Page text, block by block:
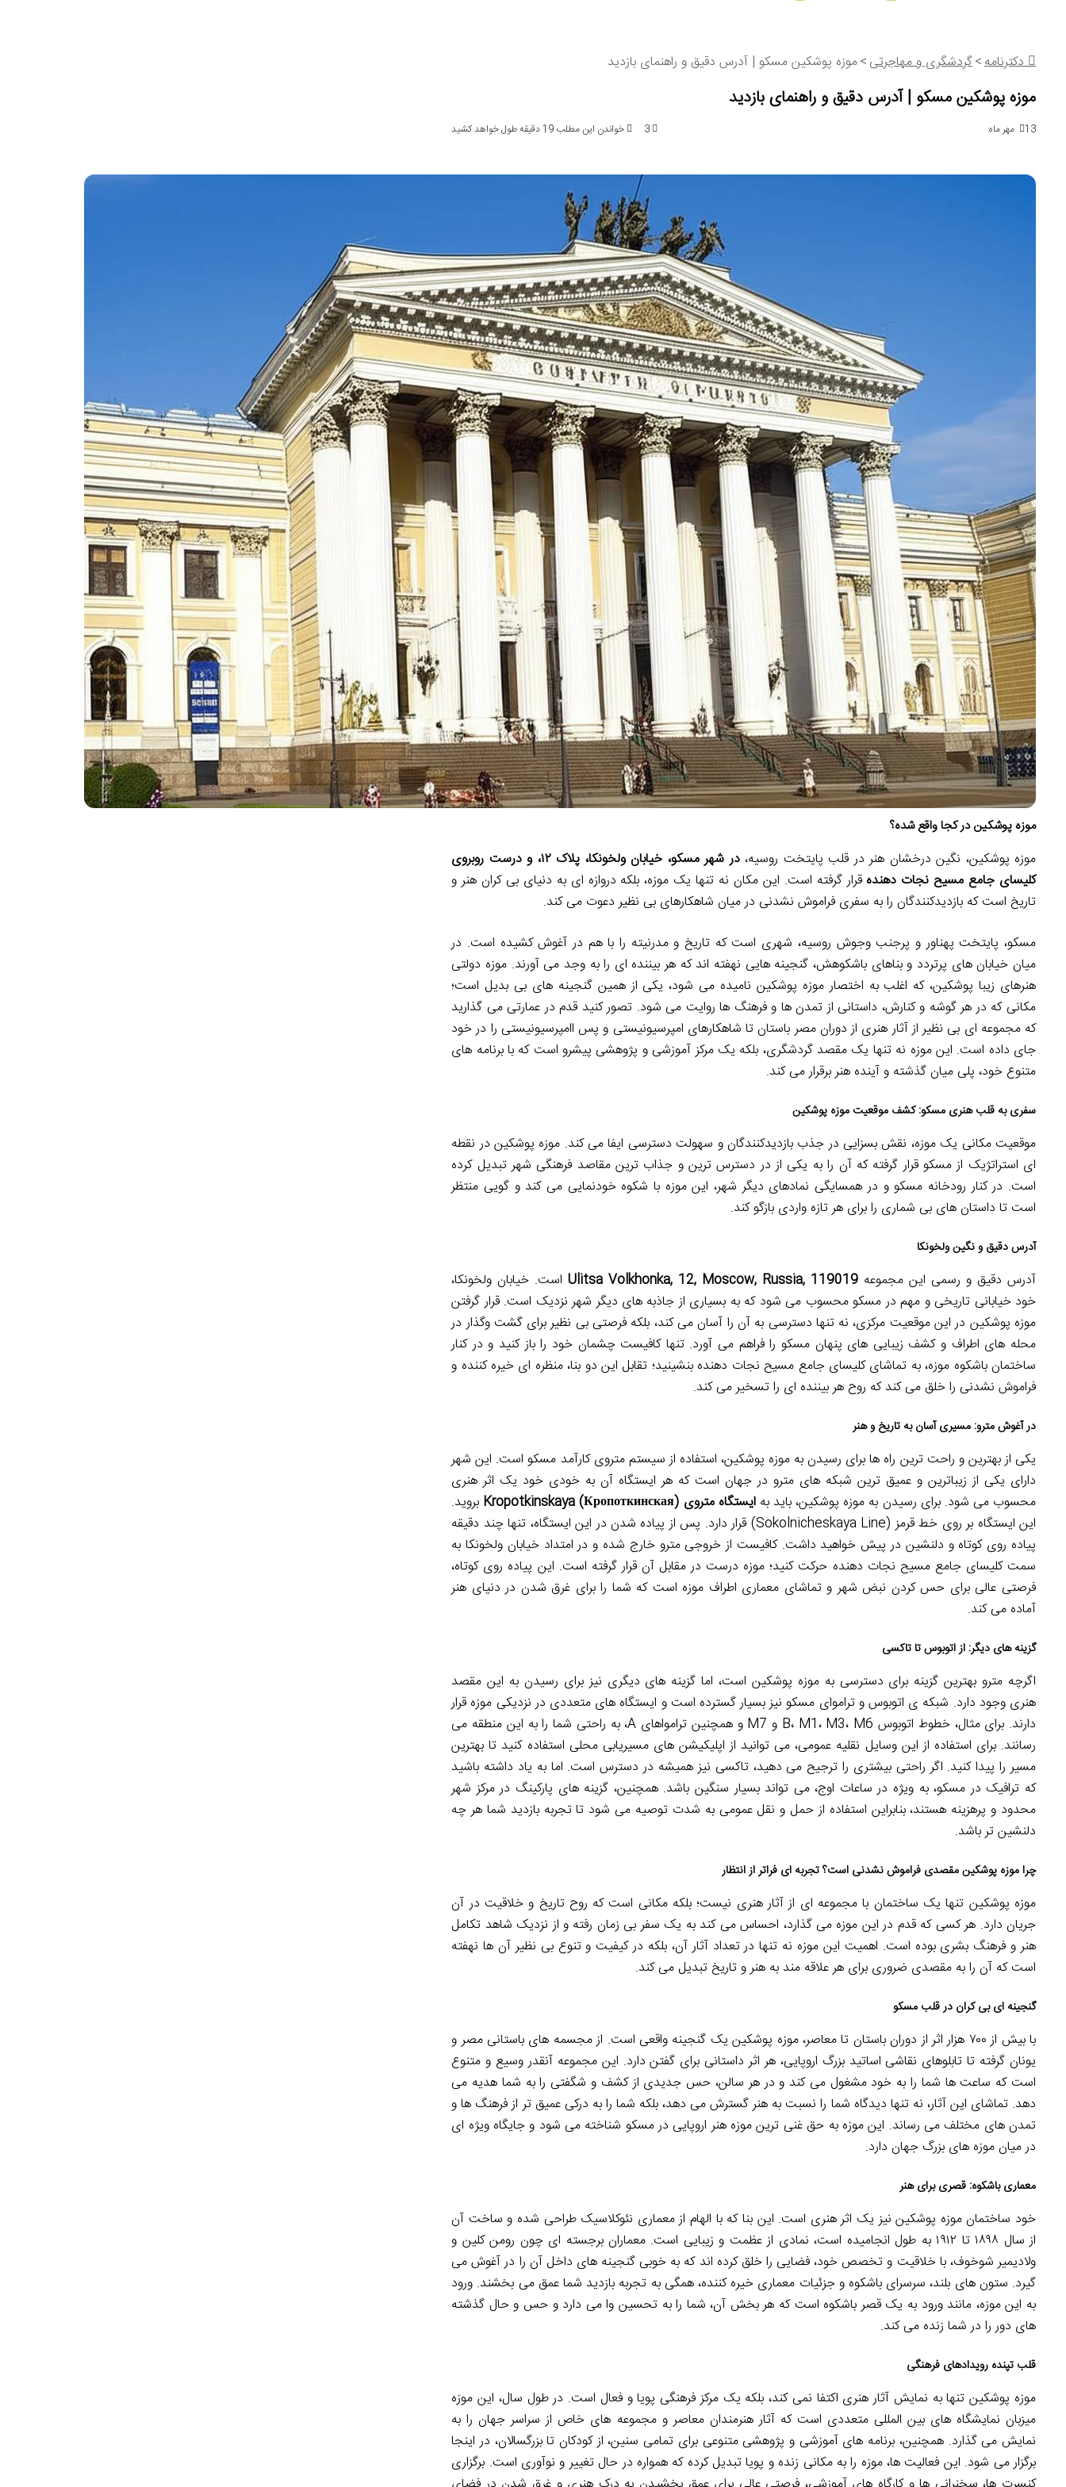
دکترنامه>گردشگری و مهاجرتی>موزه پوشکین مسکو | آدرس دقیق و راهنمای بازدید
موزه پوشکین مسکو | آدرس دقیق و راهنمای بازدید
13 مهر ماه 3 خواندن این مطلب 19 دقیقه طول خواهد کشید
موزه پوشکین در کجا واقع شده؟
موزه پوشکین، نگین درخشان هنر در قلب پایتخت روسیه،
در شهر مسکو، خیابان ولخونکا، پلاک ۱۲، و درست روبروی
کلیسای جامع مسیح نجات دهندهقرار گرفته است. این مکان نه تنها یک موزه، بلکه دروازه ای به دنیای بی کران هنر و
تاریخ است که بازدیدکنندگان را به سفری فراموش نشدنی در میان شاهکارهای بی نظیر دعوت می کند.
مسکو، پایتخت پهناور و پرجنب وجوش روسیه، شهری است که تاریخ و مدرنیته را با هم در آغوش کشیده است. در
میان خیابان های پرتردد و بناهای باشکوهش، گنجینه هایی نهفته اند که هر بیننده ای را به وجد می آورند. موزه دولتی
هنرهای زیبا پوشکین، که اغلب به اختصار موزه پوشکین نامیده می شود، یکی از همین گنجینه های بی بدیل است؛
مکانی که در هر گوشه و کنارش، داستانی از تمدن ها و فرهنگ ها روایت می شود. تصور کنید قدم در عمارتی می گذارید
که مجموعه ای بی نظیر از آثار هنری از دوران مصر باستان تا شاهکارهای امپرسیونیستی و پس اامپرسیونیستی را در خود
جای داده است. این موزه نه تنها یک مقصد گردشگری، بلکه یک مرکز آموزشی و پژوهشی پیشرو است که با برنامه های
متنوع خود، پلی میان گذشته و آینده هنر برقرار می کند.
سفری به قلب هنری مسکو: کشف موقعیت موزه پوشکین
موقعیت مکانی یک موزه، نقش بسزایی در جذب بازدیدکنندگان و سهولت دسترسی ایفا می کند. موزه پوشکین در نقطه
ای استراتژیک از مسکو قرار گرفته که آن را به یکی از در دسترس ترین و جذاب ترین مقاصد فرهنگی شهر تبدیل کرده
است. در کنار رودخانه مسکو و در همسایگی نمادهای دیگر شهر، این موزه با شکوه خودنمایی می کند و گویی منتظر
است تا داستان های بی شماری را برای هر تازه واردی بازگو کند.
آدرس دقیق و نگین ولخونکا
آدرس دقیق و رسمی این مجموعه Ulitsa Volkhonka, 12, Moscow, Russia, 119019است. خیابان ولخونکا،
خود خیابانی تاریخی و مهم در مسکو محسوب می شود که به بسیاری از جاذبه های دیگر شهر نزدیک است. قرار گرفتن
موزه پوشکین در این موقعیت مرکزی، نه تنها دسترسی به آن را آسان می کند، بلکه فرصتی بی نظیر برای گشت وگذار در
محله های اطراف و کشف زیبایی های پنهان مسکو را فراهم می آورد. تنها کافیست چشمان خود را باز کنید و در کنار
ساختمان باشکوه موزه، به تماشای کلیسای جامع مسیح نجات دهنده بنشینید؛ تقابل این دو بنا، منظره ای خیره کننده و
فراموش نشدنی را خلق می کند که روح هر بیننده ای را تسخیر می کند.
در آغوش مترو: مسیری آسان به تاریخ و هنر
یکی از بهترین و راحت ترین راه ها برای رسیدن به موزه پوشکین، استفاده از سیستم متروی کارآمد مسکو است. این شهر
دارای یکی از زیباترین و عمیق ترین شبکه های مترو در جهان است که هر ایستگاه آن به خودی خود یک اثر هنری
محسوب می شود. برای رسیدن به موزه پوشکین، باید بهایستگاه متروی Kropotkinskaya (Кропоткинская)
بروید.
این ایستگاه بر روی خط قرمز (Sokolnicheskaya Line) قرار دارد. پس از پیاده شدن در این ایستگاه، تنها چند دقیقه
پیاده روی کوتاه و دلنشین در پیش خواهید داشت. کافیست از خروجی مترو خارج شده و در امتداد خیابان ولخونکا به
سمت کلیسای جامع مسیح نجات دهنده حرکت کنید؛ موزه درست در مقابل آن قرار گرفته است. این پیاده روی کوتاه،
فرصتی عالی برای حس کردن نبض شهر و تماشای معماری اطراف موزه است که شما را برای غرق شدن در دنیای هنر
آماده می کند.
گزینه های دیگر: از اتوبوس تا تاکسی
اگرچه مترو بهترین گزینه برای دسترسی به موزه پوشکین است، اما گزینه های دیگری نیز برای رسیدن به این مقصد
هنری وجود دارد. شبکه ی اتوبوس و تراموای مسکو نیز بسیار گسترده است و ایستگاه های متعددی در نزدیکی موزه قرار
دارند. برای مثال، خطوط اتوبوس B، M1، M3، M6 و M7 و همچنین ترامواهای A، به راحتی شما را به این منطقه می
رسانند. برای استفاده از این وسایل نقلیه عمومی، می توانید از اپلیکیشن های مسیریابی محلی استفاده کنید تا بهترین
مسیر را پیدا کنید. اگر راحتی بیشتری را ترجیح می دهید، تاکسی نیز همیشه در دسترس است. اما به یاد داشته باشید
که ترافیک در مسکو، به ویژه در ساعات اوج، می تواند بسیار سنگین باشد. همچنین، گزینه های پارکینگ در مرکز شهر
محدود و پرهزینه هستند، بنابراین استفاده از حمل و نقل عمومی به شدت توصیه می شود تا تجربه بازدید شما هر چه
دلنشین تر باشد.
چرا موزه پوشکین مقصدی فراموش نشدنی است؟ تجربه ای فراتر از انتظار
موزه پوشکین تنها یک ساختمان با مجموعه ای از آثار هنری نیست؛ بلکه مکانی است که روح تاریخ و خلاقیت در آن
جریان دارد. هر کسی که قدم در این موزه می گذارد، احساس می کند به یک سفر بی زمان رفته و از نزدیک شاهد تکامل
هنر و فرهنگ بشری بوده است. اهمیت این موزه نه تنها در تعداد آثار آن، بلکه در کیفیت و تنوع بی نظیر آن ها نهفته
است که آن را به مقصدی ضروری برای هر علاقه مند به هنر و تاریخ تبدیل می کند.
گنجینه ای بی کران در قلب مسکو
با بیش از ۷۰۰ هزار اثر از دوران باستان تا معاصر، موزه پوشکین یک گنجینه واقعی است. از مجسمه های باستانی مصر و
یونان گرفته تا تابلوهای نقاشی اساتید بزرگ اروپایی، هر اثر داستانی برای گفتن دارد. این مجموعه آنقدر وسیع و متنوع
است که ساعت ها شما را به خود مشغول می کند و در هر سالن، حس جدیدی از کشف و شگفتی را به شما هدیه می
دهد. تماشای این آثار، نه تنها دیدگاه شما را نسبت به هنر گسترش می دهد، بلکه شما را به درکی عمیق تر از فرهنگ ها و
تمدن های مختلف می رساند. این موزه به حق غنی ترین موزه هنر اروپایی در مسکو شناخته می شود و جایگاه ویژه ای
در میان موزه های بزرگ جهان دارد.
معماری باشکوه: قصری برای هنر
خود ساختمان موزه پوشکین نیز یک اثر هنری است. این بنا که با الهام از معماری نئوکلاسیک طراحی شده و ساخت آن
از سال ۱۸۹۸ تا ۱۹۱۲ به طول انجامیده است، نمادی از عظمت و زیبایی است. معماران برجسته ای چون رومن کلین و
ولادیمیر شوخوف، با خلاقیت و تخصص خود، فضایی را خلق کرده اند که به خوبی گنجینه های داخل آن را در آغوش می
گیرد. ستون های بلند، سرسرای باشکوه و جزئیات معماری خیره کننده، همگی به تجربه بازدید شما عمق می بخشند. ورود
به این موزه، مانند ورود به یک قصر باشکوه است که هر بخش آن، شما را به تحسین وا می دارد و حس و حال گذشته
های دور را در شما زنده می کند.
قلب تپنده رویدادهای فرهنگی
موزه پوشکین تنها به نمایش آثار هنری اکتفا نمی کند، بلکه یک مرکز فرهنگی پویا و فعال است. در طول سال، این موزه
میزبان نمایشگاه های بین المللی متعددی است که آثار هنرمندان معاصر و مجموعه های خاص از سراسر جهان را به
نمایش می گذارد. همچنین، برنامه های آموزشی و پژوهشی متنوعی برای تمامی سنین، از کودکان تا بزرگسالان، در اینجا
برگزار می شود. این فعالیت ها، موزه را به مکانی زنده و پویا تبدیل کرده که همواره در حال تغییر و نوآوری است. برگزاری